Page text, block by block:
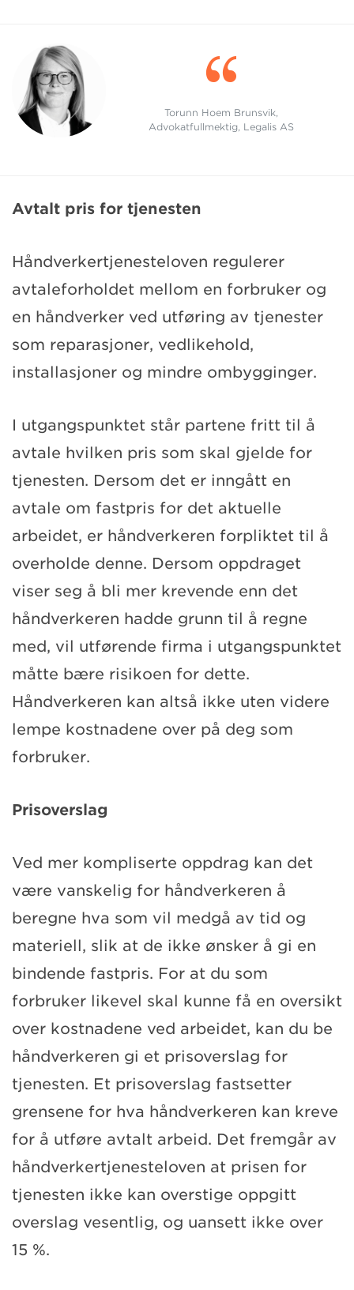

Torunn Hoem Brunsvik,
Advokatfullmektig, Legalis AS
Avtalt pris for tjenesten
Håndverkertjenesteloven regulerer
avtaleforholdet mellom en forbruker og
en håndverker ved utføring av tjenester
som reparasjoner, vedlikehold,
installasjoner og mindre ombygginger.
I utgangspunktet står partene fritt til å
avtale hvilken pris som skal gjelde for
tjenesten. Dersom det er inngått en
avtale om fastpris for det aktuelle
arbeidet, er håndverkeren forpliktet til å
overholde denne. Dersom oppdraget
viser seg å bli mer krevende enn det
håndverkeren hadde grunn til å regne
med, vil utførende firma i utgangspunktet
måtte bære risikoen for dette.
Håndverkeren kan altså ikke uten videre
lempe kostnadene over på deg som
forbruker.
Prisoverslag
Ved mer kompliserte oppdrag kan det
være vanskelig for håndverkeren å
beregne hva som vil medgå av tid og
materiell, slik at de ikke ønsker å gi en
bindende fastpris. For at du som
forbruker likevel skal kunne få en oversikt
over kostnadene ved arbeidet, kan du be
håndverkeren gi et prisoverslag for
tjenesten. Et prisoverslag fastsetter
grensene for hva håndverkeren kan kreve
for å utføre avtalt arbeid. Det fremgår av
håndverkertjenesteloven at prisen for
tjenesten ikke kan overstige oppgitt
overslag vesentlig, og uansett ikke over
15 %.